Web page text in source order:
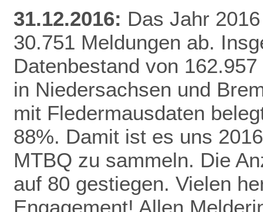
31.12.2016: Das Jahr
30.751 Meldungen ab.
Datenbestand von
in Niedersachsen und
mit Fledermausdaten
88%. Damit ist es uns
MTBQ zu sammeln. Die
auf 80 gestiegen. Vielen
Engagement! Allen